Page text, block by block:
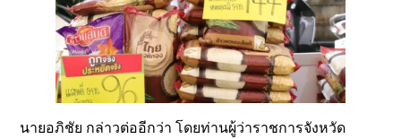
นายอภิชัย กล่าวต่ออีกว่า โดยท่านผู้ว่าราชการจังหวัด